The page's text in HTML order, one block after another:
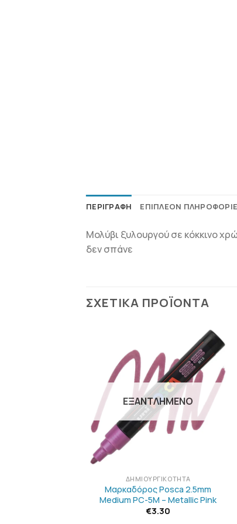
ΠΕΡΙΓΡΑΦΉ ΕΠΙΠΛΈΟΝ
Μολύβι ξυλουργού σε κόκκινο
δεν σπάνε
ΣΧΕΤΙΚΆ ΠΡΟΪΌΝΤΑ
ΠΡΟΣΘΉΚΗ
ΣΤΗΝ
ΛΊΣΤΑ
ΕΠΙΘΥΜΙΏΝ
+
ΕΞΑΝΤΛΗΜΈΝΟ
ΔΗΜΙΟΥΡΓΙΚΌΤΗΤΑ
Μαρκαδόρος Posca 2.5mm
Medium PC-5M – Metallic Pink
€3.30